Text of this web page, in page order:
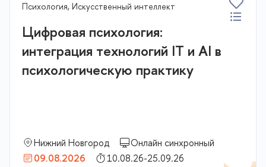
Психология, Искусственный интеллект
Цифровая психология:
интеграция технологий IT и AI в
психологическую практику
Нижний Новгород
Онлайн синхронный
09.08.2026
10.08.26-25.09.26